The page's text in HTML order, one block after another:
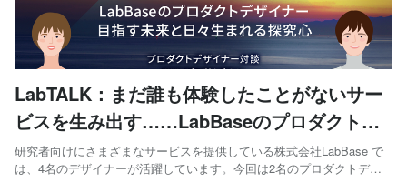
LabTALK：まだ誰も体験したことがないサー
ビスを生み出す……LabBaseのプロダクトデ
ザイナーが目指す未来と日々生まれる探究心
研究者向けにさまざまなサービスを提供している株式会社LabBase で
は、4名のデザイナーが活躍しています。今回は2名のプロダクトデザ